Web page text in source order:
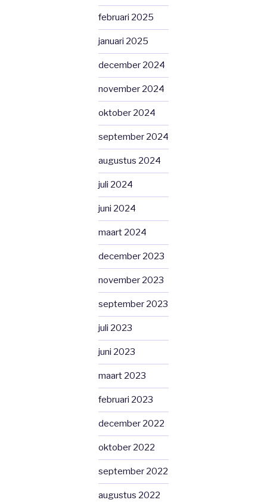
februari 2025
januari 2025
december 2024
november 2024
oktober 2024
september 2024
augustus 2024
juli 2024
juni 2024
maart 2024
december 2023
november 2023
september 2023
juli 2023
juni 2023
maart 2023
februari 2023
december 2022
oktober 2022
september 2022
augustus 2022